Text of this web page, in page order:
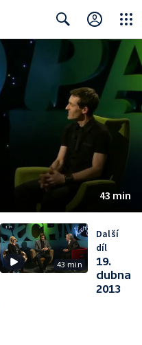
Search Close
43 min
43 min
Další
díl
19.
dubna
2013